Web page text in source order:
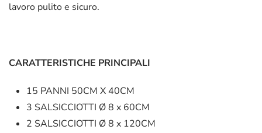
lavoro pulito e sicuro.
CARATTERISTICHE PRINCIPALI
15 PANNI 50CM X 40CM
3 SALSICCIOTTI Ø 8 x 60CM
2 SALSICCIOTTI Ø 8 x 120CM